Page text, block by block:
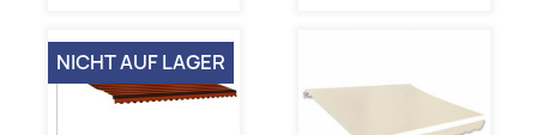
NICHT AUF LAGER